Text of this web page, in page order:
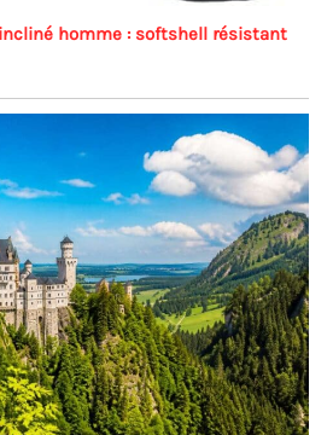
homme : softshell résistant